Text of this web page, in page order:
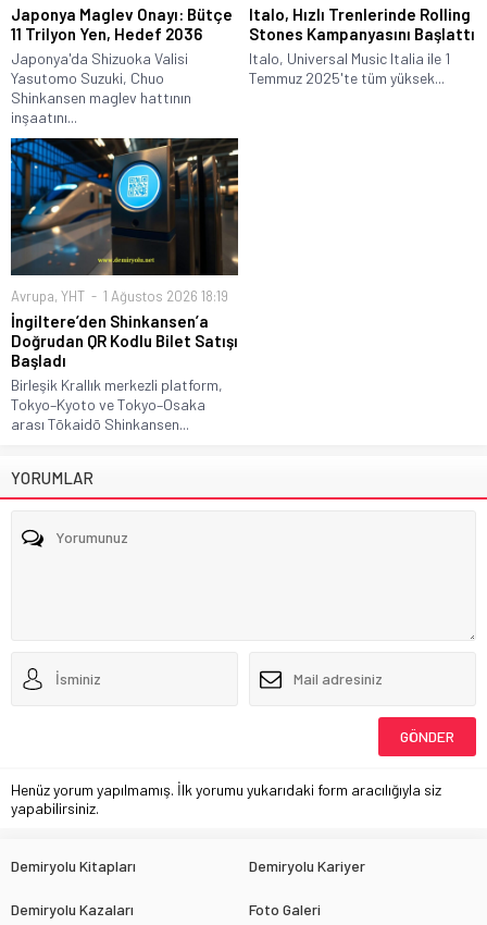
Japonya Maglev Onayı: Bütçe
11 Trilyon Yen, Hedef 2036
Japonya'da Shizuoka Valisi
Yasutomo Suzuki, Chuo
Shinkansen maglev hattının
inşaatını...
Italo, Hızlı Trenlerinde Rolling
Stones Kampanyasını Başlattı
Italo, Universal Music Italia ile 1
Temmuz 2025'te tüm yüksek...
Avrupa, YHT 1 Ağustos 2026 18:19
İngiltere’den Shinkansen’a
Doğrudan QR Kodlu Bilet Satışı
Başladı
Birleşik Krallık merkezli platform,
Tokyo–Kyoto ve Tokyo–Osaka
arası Tōkaidō Shinkansen...
YORUMLAR
Henüz yorum yapılmamış. İlk yorumu yukarıdaki form aracılığıyla siz
yapabilirsiniz.
Demiryolu Kitapları Demiryolu Kariyer
Demiryolu Kazaları Foto Galeri